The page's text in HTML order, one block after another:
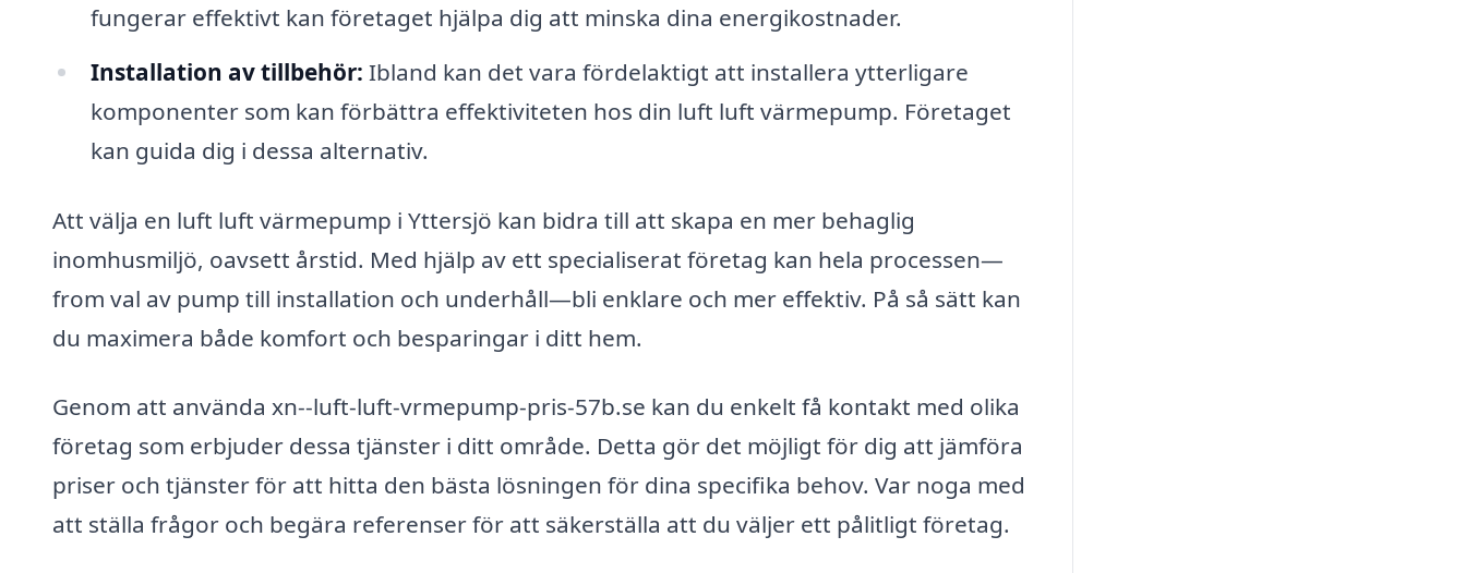
fungerar effektivt kan företaget hjälpa dig att minska dina energikostnader.
Installation av tillbehör: Ibland kan det vara fördelaktigt att installera ytterligare
komponenter som kan förbättra effektiviteten hos din luft luft värmepump. Företaget
kan guida dig i dessa alternativ.
Att välja en luft luft värmepump i Yttersjö kan bidra till att skapa en mer behaglig
inomhusmiljö, oavsett årstid. Med hjälp av ett specialiserat företag kan hela processen—
from val av pump till installation och underhåll—bli enklare och mer effektiv. På så sätt kan
du maximera både komfort och besparingar i ditt hem.
Genom att använda xn--luft-luft-vrmepump-pris-57b.se kan du enkelt få kontakt med olika
företag som erbjuder dessa tjänster i ditt område. Detta gör det möjligt för dig att jämföra
priser och tjänster för att hitta den bästa lösningen för dina specifika behov. Var noga med
att ställa frågor och begära referenser för att säkerställa att du väljer ett pålitligt företag.